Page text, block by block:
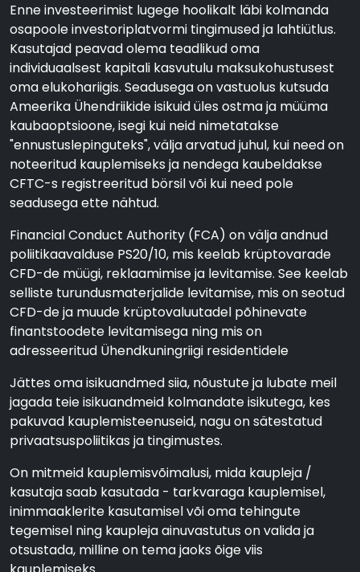
Enne investeerimist lugege hoolikalt läbi kolmanda
osapoole investoriplatvormi tingimused ja lahtiütlus.
Kasutajad peavad olema teadlikud oma
individuaalsest kapitali kasvutulu maksukohustusest
oma elukohariigis. Seadusega on vastuolus kutsuda
Ameerika Ühendriikide isikuid üles ostma ja müüma
kaubaoptsioone, isegi kui neid nimetatakse
"ennustuslepinguteks", välja arvatud juhul, kui need on
noteeritud kauplemiseks ja nendega kaubeldakse
CFTC-s registreeritud börsil või kui need pole
seadusega ette nähtud.
Financial Conduct Authority (FCA) on välja andnud
poliitikaavalduse PS20/10, mis keelab krüptovarade
CFD-de müügi, reklaamimise ja levitamise. See keelab
selliste turundusmaterjalide levitamise, mis on seotud
CFD-de ja muude krüptovaluutadel põhinevate
finantstoodete levitamisega ning mis on
adresseeritud Ühendkuningriigi residentidele
Jättes oma isikuandmed siia, nõustute ja lubate meil
jagada teie isikuandmeid kolmandate isikutega, kes
pakuvad kauplemisteenuseid, nagu on sätestatud
privaatsuspoliitikas ja tingimustes.
On mitmeid kauplemisvõimalusi, mida kaupleja /
kasutaja saab kasutada - tarkvaraga kauplemisel,
inimmaaklerite kasutamisel või oma tehingute
tegemisel ning kaupleja ainuvastutus on valida ja
otsustada, milline on tema jaoks õige viis